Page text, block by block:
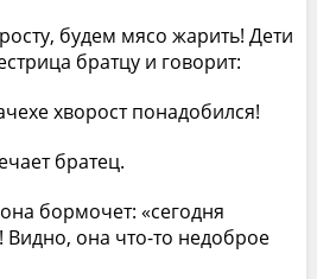
будем мясо жарить! Дети
братцу и говорит:
хворост понадобился!
братец.
бормочет: «сегодня
она что-то недоброе